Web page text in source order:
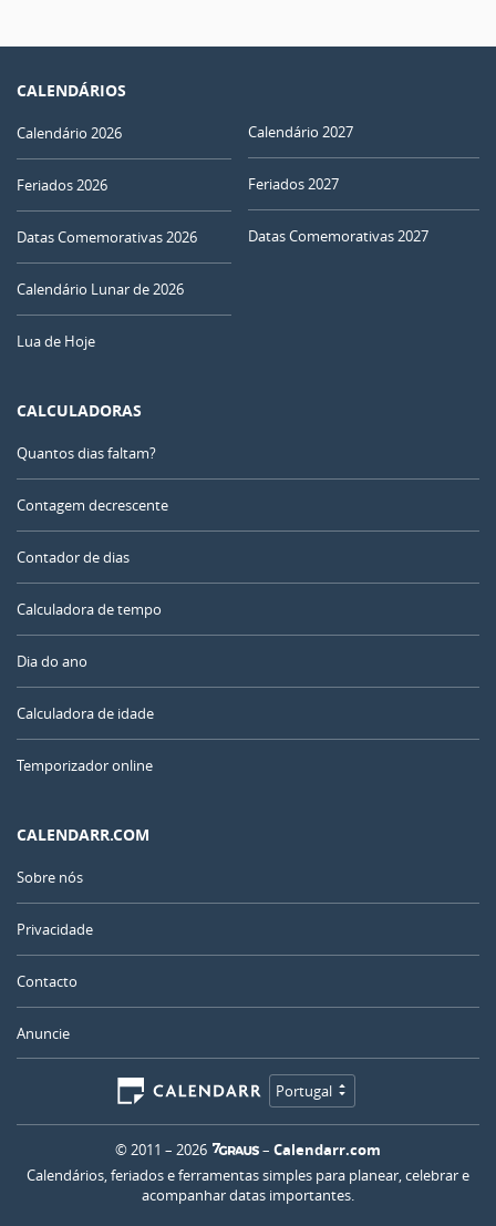
CALENDÁRIOS
Calendário 2026
Feriados 2026
Datas Comemorativas 2026
Calendário Lunar de 2026
Lua de Hoje
Calendário 2027
Feriados 2027
Datas Comemorativas 2027
CALCULADORAS
Quantos dias faltam?
Contagem decrescente
Contador de dias
Calculadora de tempo
Dia do ano
Calculadora de idade
Temporizador online
CALENDARR.COM
Sobre nós
Privacidade
Contacto
Anuncie
Portugal
© 2011 – 2026 – Calendarr.com
Calendários, feriados e ferramentas simples para planear, celebrar e
acompanhar datas importantes.